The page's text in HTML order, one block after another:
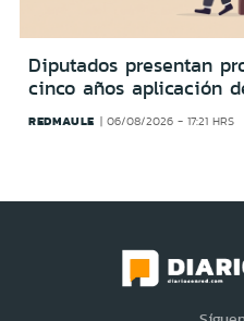
Diputados presentan
cinco años aplicación
REDMAULE 06/08/2026 - 17:21 HRS